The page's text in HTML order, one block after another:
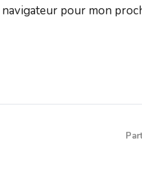
pour mon